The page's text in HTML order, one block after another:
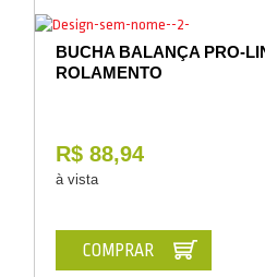
BUCHA BALANÇA PRO-
ROLAMENTO
R$ 88,94
à vista
COMPRAR